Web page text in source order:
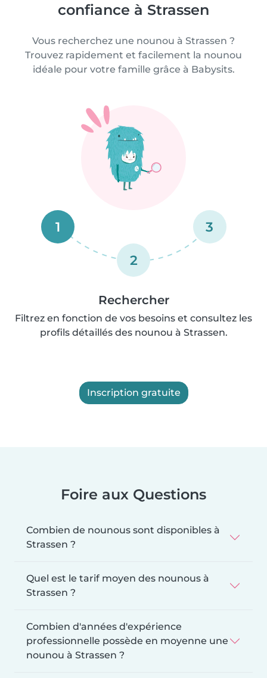
confiance à Strassen
Vous recherchez une nounou à Strassen ?
Trouvez rapidement et facilement la nounou
idéale pour votre famille grâce à Babysits.
1
2
3
Rechercher
Filtrez en fonction de vos besoins et consultez les
profils détaillés des nounou à Strassen.
Inscription gratuite
Foire aux Questions
Combien de nounous sont disponibles à
Strassen ?
Quel est le tarif moyen des nounous à
Strassen ?
Combien d'années d'expérience
professionnelle possède en moyenne une
nounou à Strassen ?